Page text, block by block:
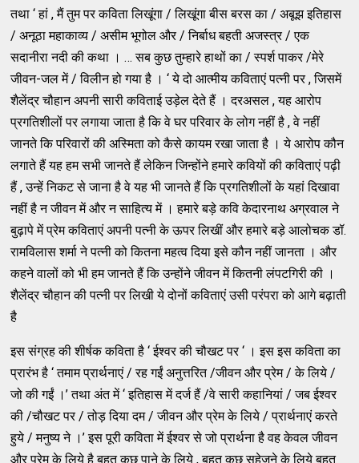
तथा ‘ हां , मैं तुम पर कविता लिखूंगा / लिखूंगा बीस बरस का / अबूझ इतिहास
/ अनूठा महाकाव्य / असीम भूगोल और / निर्बाध बहती अजस्त्र / एक
सदानीरा नदी की कथा । … सब कुछ तुम्हारे हाथों का / स्पर्श पाकर /मेरे
जीवन-जल में / विलीन हो गया है । ‘ ये दो आत्मीय कविताएं पत्नी पर , जिसमें
शैलेंद्र चौहान अपनी सारी कविताई उड़ेल देते हैं । दरअसल , यह आरोप
प्रगतिशीलों पर लगाया जाता है कि वे घर परिवार के लोग नहीं है , वे नहीं
जानते कि परिवारों की अस्मिता को कैसे कायम रखा जाता है । ये आरोप कौन
लगाते हैं यह हम सभी जानते हैं लेकिन जिन्होंने हमारे कवियों की कविताएं पढ़ी
हैं , उन्हें निकट से जाना है वे यह भी जानते हैं कि प्रगतिशीलों के यहां दिखावा
नहीं है न जीवन में और न साहित्य में । हमारे बड़े कवि केदारनाथ अग्रवाल ने
बुढ़ापे में प्रेम कविताएं अपनी पत्नी के ऊपर लिखीं और हमारे बड़े आलोचक डॉ.
रामविलास शर्मा ने पत्नी को कितना महत्व दिया इसे कौन नहीं जानता । और
कहने वालों को भी हम जानते हैं कि उन्होंने जीवन में कितनी लंपटगिरी की ।
शैलेंद्र चौहान की पत्नी पर लिखी ये दोनों कविताएं उसी परंपरा को आगे बढ़ाती
है
इस संग्रह की शीर्षक कविता है ‘ ईश्वर की चौखट पर ‘ । इस इस कविता का
प्रारंभ है ‘ तमाम प्रार्थनाएं / रह गईं अनुत्तरित /जीवन और प्रेम / के लिये /
जो की गईं ।’ तथा अंत में ‘ इतिहास में दर्ज हैं /वे सारी कहानियां / जब ईश्वर
की /चौखट पर / तोड़ दिया दम / जीवन और प्रेम के लिये / प्रार्थनाएं करते
हुये / मनुष्य ने ।’ इस पूरी कविता में ईश्वर से जो प्रार्थना है वह केवल जीवन
और प्रेम के लिये है बहुत कुछ पाने के लिये , बहुत कुछ सहेजने के लिये बहुत